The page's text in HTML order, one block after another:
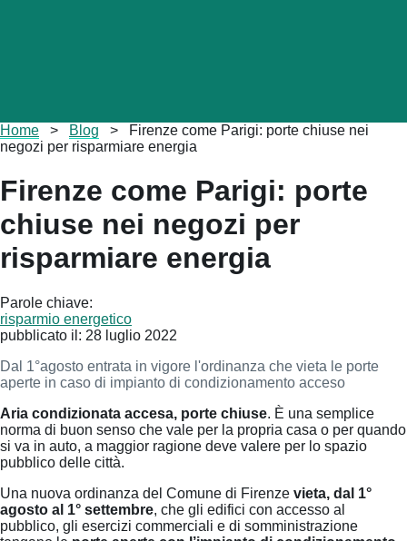
Briciole
di
Home > Blog >
Firenze come Parigi: porte chiuse nei
negozi per risparmiare energia
Firenze come Parigi: porte
chiuse nei negozi per
risparmiare energia
Parole chiave:
risparmio energetico
pubblicato il: 28 luglio 2022
Dal 1°agosto entrata in vigore l'ordinanza che vieta le porte
aperte in caso di impianto di condizionamento acceso
Aria condizionata accesa, porte chiuse. È una semplice
norma di buon senso che vale per la propria casa o per quando
si va in auto, a maggior ragione deve valere per lo spazio
pubblico delle città.
Una nuova ordinanza del Comune di Firenze vieta, dal 1°
agosto al 1° settembre, che gli edifici con accesso al
pubblico, gli esercizi commerciali e di somministrazione